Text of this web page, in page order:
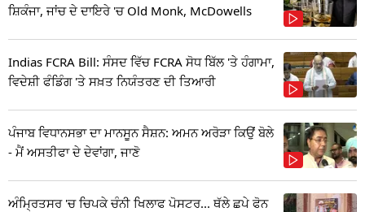
ਸ਼ਿਕੰਜਾ, ਜਾਂਚ ਦੇ ਦਾਇਰੇ 'ਚ Old Monk, McDowells
Indias FCRA Bill: ਸੰਸਦ ਵਿੱਚ FCRA ਸੋਧ ਬਿੱਲ 'ਤੇ ਹੰਗਾਮਾ,
ਵਿਦੇਸ਼ੀ ਫੰਡਿੰਗ 'ਤੇ ਸਖ਼ਤ ਨਿਯੰਤਰਣ ਦੀ ਤਿਆਰੀ
ਪੰਜਾਬ ਵਿਧਾਨਸਭਾ ਦਾ ਮਾਨਸੂਨ ਸੈਸ਼ਨ: ਅਮਨ ਅਰੋੜਾ ਕਿਉਂ ਬੋਲੇ
- ਮੈਂ ਅਸਤੀਫਾ ਦੇ ਦੇਵਾਂਗਾ, ਜਾਣੋ
ਅੰਮ੍ਰਿਤਸਰ 'ਚ ਚਿਪਕੇ ਚੰਨੀ ਖਿਲਾਫ ਪੋਸਟਰ... ਥੱਲੇ ਛਪੇ ਫੋਨ